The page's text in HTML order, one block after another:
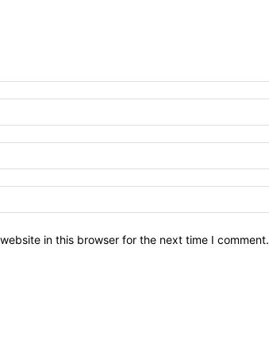
in this browser for the next time I comment.